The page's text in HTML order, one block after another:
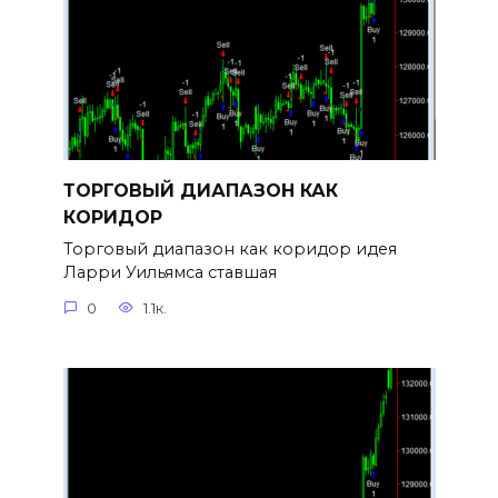
ТОРГОВЫЙ ДИАПАЗОН КАК
КОРИДОР
Торговый диапазон как коридор идея
Ларри Уильямса ставшая
0 1.1к.